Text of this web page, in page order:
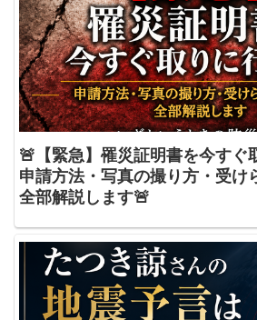
🚨【緊急】罹災証明書を今すぐ
申請方法・写真の撮り方・受け
全部解説します🚨